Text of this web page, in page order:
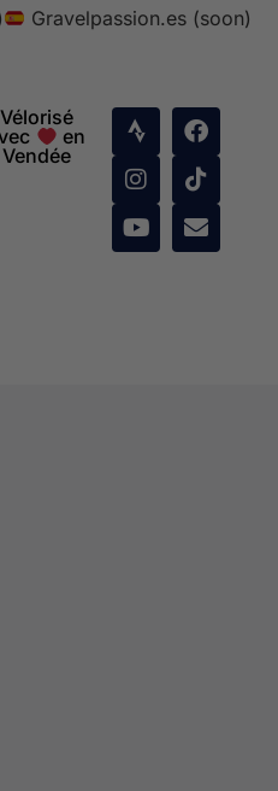
Gravelpassion.es (soon)
Vélorisé
en
Vendée